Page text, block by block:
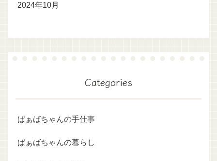
2024年10月
Categories
ばぁばちゃんの手仕事
ばぁばちゃんの暮らし